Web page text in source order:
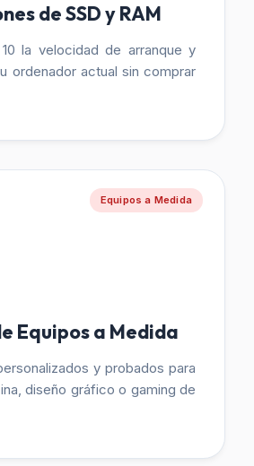
de SSD y RAM
la velocidad de arranque y
ordenador actual sin comprar
Equipos a Medida
Equipos a Medida
y probados para
diseño gráfico o gaming de